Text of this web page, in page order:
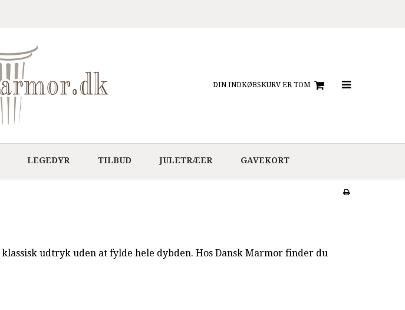
DIN INDKØBSKURV ER TOM
LEGEDYR TILBUD JULETRÆER GAVEKORT
udtryk uden at fylde hele dybden. Hos Dansk Marmor finder du